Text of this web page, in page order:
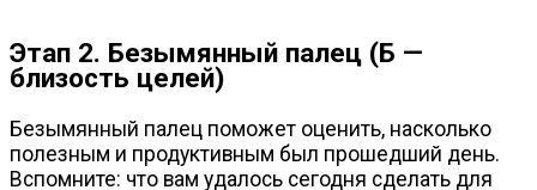
Этап 2. Безымянный палец (Б —
близость целей)
Безымянный палец поможет оценить, насколько
полезным и продуктивным был прошедший день.
Вспомните: что вам удалось сегодня сделать для